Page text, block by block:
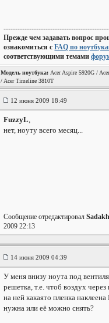
Прежде чем задавать вопрос
ознакомиться сFAQ по
соответствующими темами
Модель ноутбука: Acer Aspire 5920G /
/ Acer Timeline 3810T
12 июня 2009 18:49
FuzzyL,
нет, ноуту всего месяц...
Сообщение отредактировал
2009 22:13
14 июня 2009 04:39
У меня внизу ноута под
решетка, т.е. чтоб воздух
на ней какаято пленка
нужна или её можно снять?